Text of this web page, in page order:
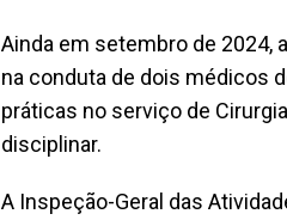
Ainda em setembro de 2024,
na conduta de dois médicos
práticas no serviço de
disciplinar.
A Inspeção-Geral das